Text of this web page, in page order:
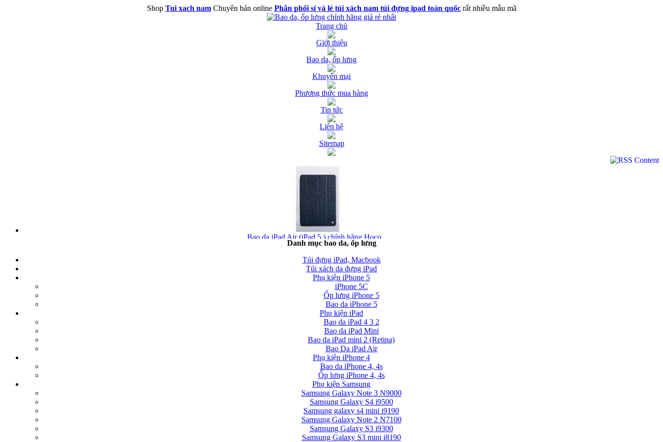
Shop Tui xach namChuyên bán online Phân phối sỉ và lẻ túi xách nam túi đựng ipad toàn quốcrất nhiều mẫu mã
Trang chủ
Giới thiệu
Bao da, ốp lưng
Khuyến mại
Phương thức mua hàng
Tin tức
Liên hệ
Sitemap
Bao da iPad Air (iPad 5 ) chính hãng Hoco...
Bao da iPad Air chính hãng Hoco Crystal Case...
Bao da iPad Air cao cấp Baseus Folio siêu...
Danh mục bao da, ốp lưng
Túi đựng iPad, Macbook
Túi xách da đựng iPad
Phụ kiện iPhone 5
iPhone 5C
Ốp lưng iPhone 5
Bao da iPhone 5
Phụ kiện iPad
Bao da iPad 4 3 2
Bao da iPad Mini
Bao da iPad mini 2 (Retina)
Bao Da iPad Air
Phụ kiện iPhone 4
Bao da iPhone 4, 4s
Ốp lưng iPhone 4, 4s
Phụ kiện Samsung
Samsung Galaxy Note 3 N9000
Samsung Galaxy S4 i9500
Samsung galaxy s4 mini i9190
Samsung Galaxy Note 2 N7100
Samsung Galaxy S3 i9300
Samsung Galaxy S3 mini i8190